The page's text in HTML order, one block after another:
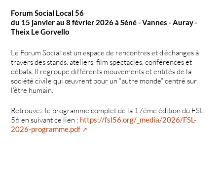
Forum Social Local 56
du 15 janvier au 8 février 2026 à Séné - Vannes - Auray -
Theix Le Gorvello
Le Forum Social est un espace de rencontres et d’échanges à
travers des stands, ateliers, film spectacles, conférences et
débats. Il regroupe différents mouvements et entités de la
société civile qui œuvrent pour un “autre monde” centré sur
l’être humain.
Retrouvez le programme complet de la 17ème édition du FSL
56 en suivant ce lien : https://fsl56.org/_media/2026/FSL-
2026-programme.pdf